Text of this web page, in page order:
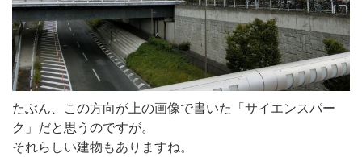
たぶん、この方向が上の画像で書いた「サイエンスパー
ク」だと思うのですが。
それらしい建物もありますね。